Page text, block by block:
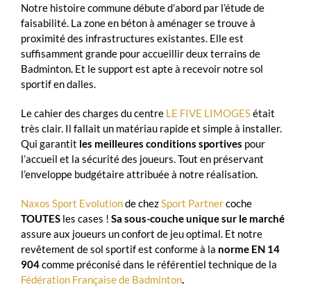
Notre histoire commune débute d’abord par l’étude de
faisabilité. La zone en béton à aménager se trouve à
proximité des infrastructures existantes. Elle est
suffisamment grande pour accueillir deux terrains de
Badminton. Et le support est apte à recevoir notre sol
sportif en dalles.
Le cahier des charges du centre LE FIVE LIMOGESétait
très clair. Il fallait un matériau rapide et simple à installer.
Qui garantit les meilleures conditions sportives pour
l’accueil et la sécurité des joueurs. Tout en préservant
l’enveloppe budgétaire attribuée à notre réalisation.
Naxos Sport Evolutionde chez Sport Partnercoche
TOUTES les cases ! Sa sous-couche unique sur le marché
assure aux joueurs un confort de jeu optimal. Et notre
revêtement de sol sportif est conforme à la norme EN 14
904comme préconisé dans le référentiel technique de la
Fédération Française de Badminton